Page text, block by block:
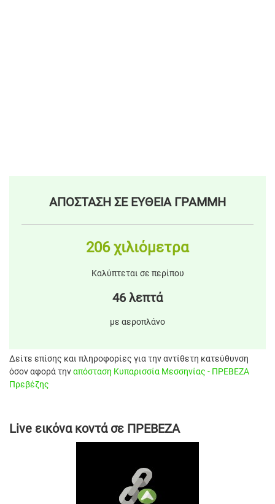
ΑΠΟΣΤΑΣΗ ΣΕ ΕΥΘΕΙΑ ΓΡΑΜΜΗ
206 χιλιόμετρα
Καλύπτεται σε περίπου
46 λεπτά
με αεροπλάνο
Δείτε επίσης και πληροφορίες για την αντίθετη κατεύθυνση
όσον αφορά τηναπόσταση Κυπαρισσία Μεσσηνίας - ΠΡΕΒΕΖΑ
Πρεβέζης
Live εικόνα κοντά σε ΠΡΕΒΕΖΑ